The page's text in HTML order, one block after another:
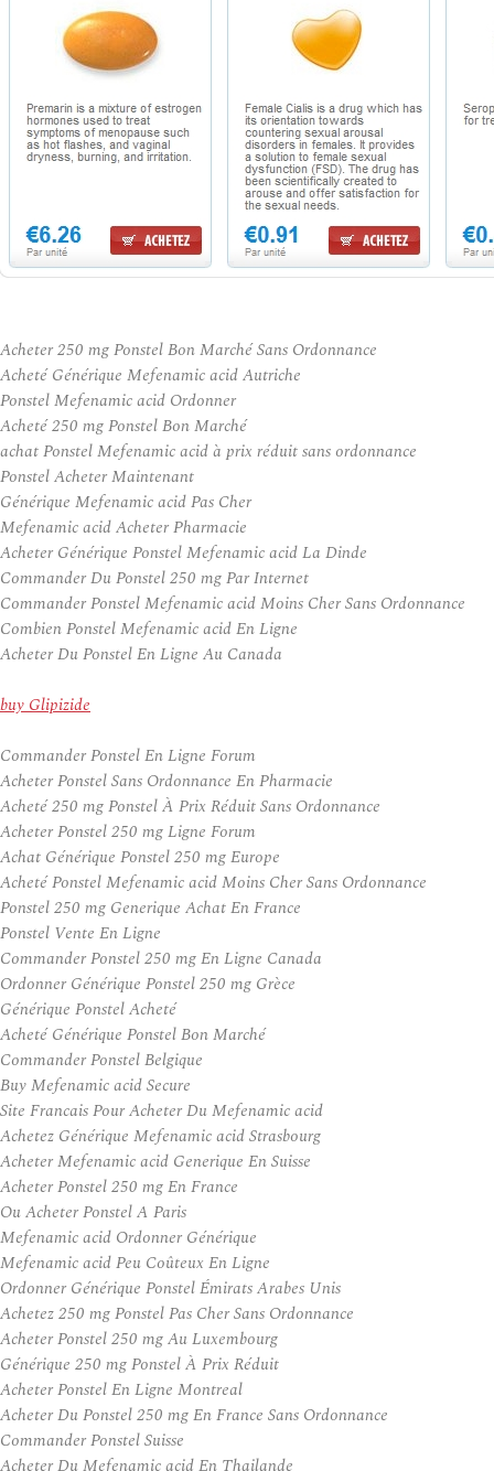
Acheter 250 mg Ponstel Bon Marché Sans Ordonnance
Acheté Générique Mefenamic acid Autriche
Ponstel Mefenamic acid Ordonner
Acheté 250 mg Ponstel Bon Marché
achat Ponstel Mefenamic acid à prix réduit sans ordonnance
Ponstel Acheter Maintenant
Générique Mefenamic acid Pas Cher
Mefenamic acid Acheter Pharmacie
Acheter Générique Ponstel Mefenamic acid La Dinde
Commander Du Ponstel 250 mg Par Internet
Commander Ponstel Mefenamic acid Moins Cher Sans Ordonnance
Combien Ponstel Mefenamic acid En Ligne
Acheter Du Ponstel En Ligne Au Canada
buy Glipizide
Commander Ponstel En Ligne Forum
Acheter Ponstel Sans Ordonnance En Pharmacie
Acheté 250 mg Ponstel À Prix Réduit Sans Ordonnance
Acheter Ponstel 250 mg Ligne Forum
Achat Générique Ponstel 250 mg Europe
Acheté Ponstel Mefenamic acid Moins Cher Sans Ordonnance
Ponstel 250 mg Generique Achat En France
Ponstel Vente En Ligne
Commander Ponstel 250 mg En Ligne Canada
Ordonner Générique Ponstel 250 mg Grèce
Générique Ponstel Acheté
Acheté Générique Ponstel Bon Marché
Commander Ponstel Belgique
Buy Mefenamic acid Secure
Site Francais Pour Acheter Du Mefenamic acid
Achetez Générique Mefenamic acid Strasbourg
Acheter Mefenamic acid Generique En Suisse
Acheter Ponstel 250 mg En France
Ou Acheter Ponstel A Paris
Mefenamic acid Ordonner Générique
Mefenamic acid Peu Coûteux En Ligne
Ordonner Générique Ponstel Émirats Arabes Unis
Achetez 250 mg Ponstel Pas Cher Sans Ordonnance
Acheter Ponstel 250 mg Au Luxembourg
Générique 250 mg Ponstel À Prix Réduit
Acheter Ponstel En Ligne Montreal
Acheter Du Ponstel 250 mg En France Sans Ordonnance
Commander Ponstel Suisse